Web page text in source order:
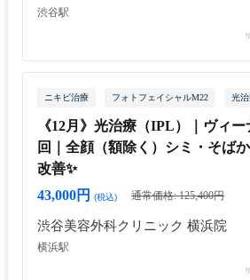
渋谷駅
ニキビ治療 フォトフェイシャルM22 光
《12月》光治療（IPL）｜ヴィ
回｜全顔（額除く）シミ・そば
改善✨
43,000円
(税込) 通常価格: 125,400円
渋谷美容外科クリニック 横浜院
横浜駅